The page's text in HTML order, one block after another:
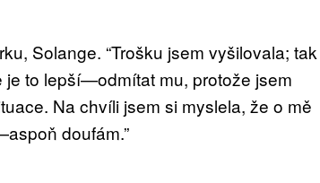
Solange. “Trošku jsem vyšilovala; tak
je to lepší—odmítat mu, protože jsem
Na chvíli jsem si myslela, že o mě
doufám.”